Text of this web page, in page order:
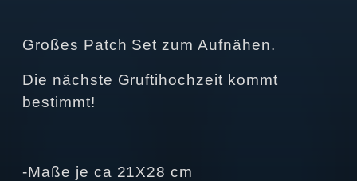
Großes Patch Set zum Aufnähen.
Die nächste Gruftihochzeit kommt
bestimmt!
-Maße je ca 21X28 cm